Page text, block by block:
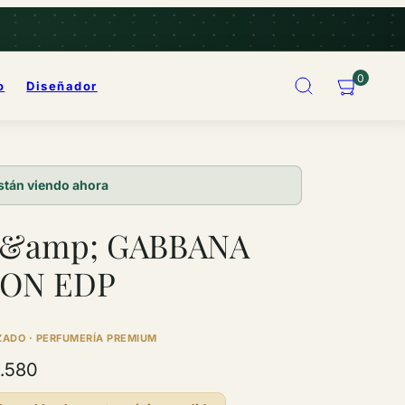
Diseñador
Buscar 0
viendo ahora
GABBANA
EDP
· PERFUMERÍA PREMIUM